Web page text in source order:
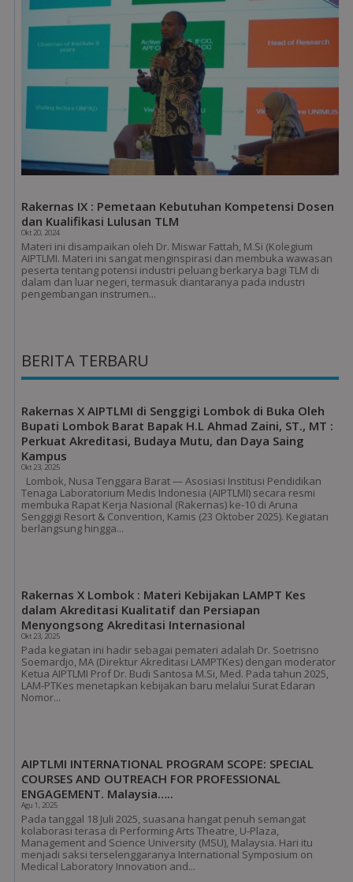
Rakernas IX : Pemetaan Kebutuhan Kompetensi Dosen
dan Kualifikasi Lulusan TLM
Okt 20, 2024
Materi ini disampaikan oleh Dr. Miswar Fattah, M.Si (Kolegium
AIPTLMI. Materi ini sangat menginspirasi dan membuka wawasan
peserta tentang potensi industri peluang berkarya bagi TLM di
dalam dan luar negeri, termasuk diantaranya pada industri
pengembangan instrumen...
BERITA TERBARU
Rakernas X AIPTLMI di Senggigi Lombok di Buka Oleh
Bupati Lombok Barat Bapak H.L Ahmad Zaini, ST., MT :
Perkuat Akreditasi, Budaya Mutu, dan Daya Saing
Kampus
Okt 23, 2025
Lombok, Nusa Tenggara Barat — Asosiasi Institusi Pendidikan
Tenaga Laboratorium Medis Indonesia (AIPTLMI) secara resmi
membuka Rapat Kerja Nasional (Rakernas) ke-10 di Aruna
Senggigi Resort & Convention, Kamis (23 Oktober 2025). Kegiatan
berlangsung hingga...
Rakernas X Lombok : Materi Kebijakan LAMPT Kes
dalam Akreditasi Kualitatif dan Persiapan
Menyongsong Akreditasi Internasional
Okt 23, 2025
Pada kegiatan ini hadir sebagai pemateri adalah Dr. Soetrisno
Soemardjo, MA (Direktur Akreditasi LAMPTKes) dengan moderator
Ketua AIPTLMI Prof Dr. Budi Santosa M.Si, Med. Pada tahun 2025,
LAM-PTKes menetapkan kebijakan baru melalui Surat Edaran
Nomor...
AIPTLMI INTERNATIONAL PROGRAM SCOPE: SPECIAL
COURSES AND OUTREACH FOR PROFESSIONAL
ENGAGEMENT. Malaysia…..
Agu 1, 2025
Pada tanggal 18 Juli 2025, suasana hangat penuh semangat
kolaborasi terasa di Performing Arts Theatre, U-Plaza,
Management and Science University (MSU), Malaysia. Hari itu
menjadi saksi terselenggaranya International Symposium on
Medical Laboratory Innovation and...